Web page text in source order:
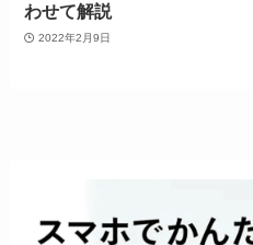
わせて解説
2022年2月9日